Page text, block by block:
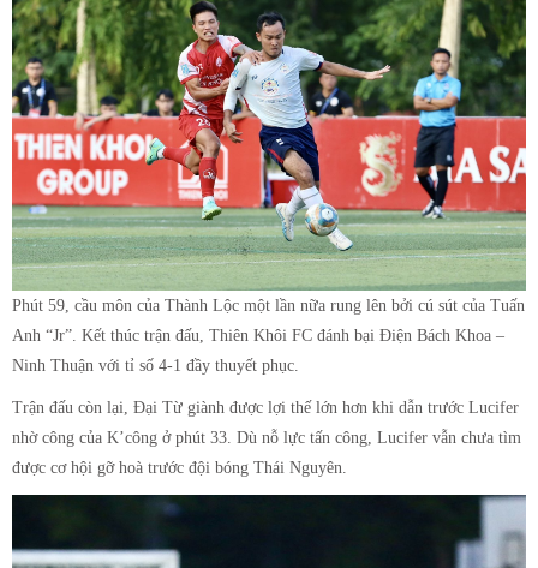
Phút 59, cầu môn của Thành Lộc một lần nữa rung lên bởi cú sút của Tuấn
Anh “Jr”. Kết thúc trận đấu, Thiên Khôi FC đánh bại Điện Bách Khoa –
Ninh Thuận với tỉ số 4-1 đầy thuyết phục.
Trận đấu còn lại, Đại Từ giành được lợi thế lớn hơn khi dẫn trước Lucifer
nhờ công của K’công ở phút 33. Dù nỗ lực tấn công, Lucifer vẫn chưa tìm
được cơ hội gỡ hoà trước đội bóng Thái Nguyên.